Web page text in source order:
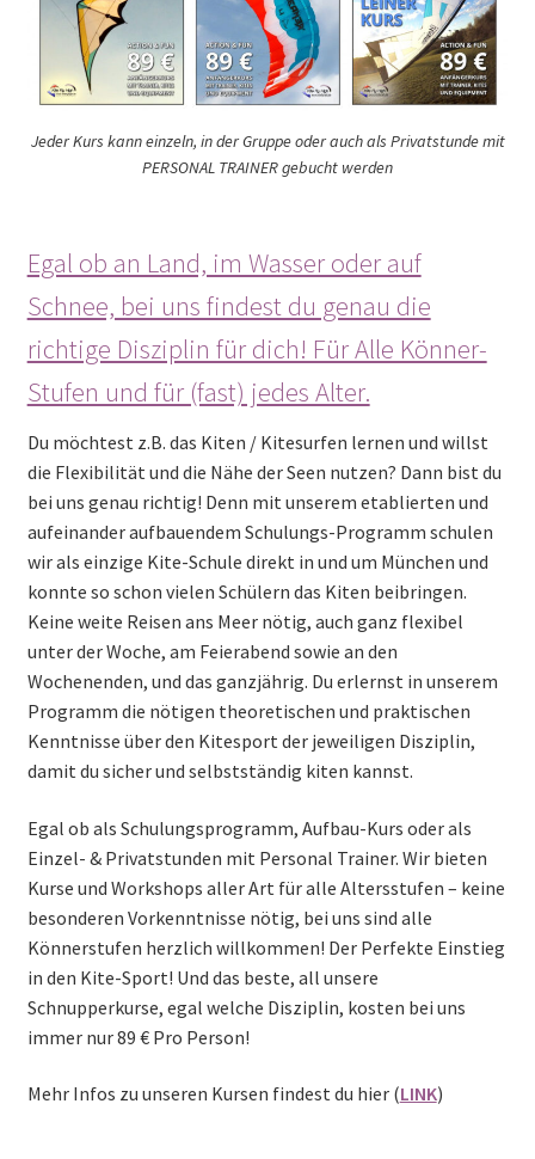
Jeder Kurs kann einzeln, in der Gruppe oder auch als Privatstunde mit
PERSONAL TRAINER gebucht werden
Egal ob an Land, im Wasser oder auf
Schnee, bei uns findest du genau die
richtige Disziplin für dich! Für Alle Könner-
Stufen und für (fast) jedes Alter.
Du möchtest z.B. das Kiten / Kitesurfen lernen und willst
die Flexibilität und die Nähe der Seen nutzen? Dann bist du
bei uns genau richtig! Denn mit unserem etablierten und
aufeinander aufbauendem Schulungs-Programm schulen
wir als einzige Kite-Schule direkt in und um München und
konnte so schon vielen Schülern das Kiten beibringen.
Keine weite Reisen ans Meer nötig, auch ganz flexibel
unter der Woche, am Feierabend sowie an den
Wochenenden, und das ganzjährig. Du erlernst in unserem
Programm die nötigen theoretischen und praktischen
Kenntnisse über den Kitesport der jeweiligen Disziplin,
damit du sicher und selbstständig kiten kannst.
Egal ob als Schulungsprogramm, Aufbau-Kurs oder als
Einzel- & Privatstunden mit Personal Trainer. Wir bieten
Kurse und Workshops aller Art für alle Altersstufen – keine
besonderen Vorkenntnisse nötig, bei uns sind alle
Könnerstufen herzlich willkommen! Der Perfekte Einstieg
in den Kite-Sport! Und das beste, all unsere
Schnupperkurse, egal welche Disziplin, kosten bei uns
immer nur 89 € Pro Person!
Mehr Infos zu unseren Kursen findest du hier (LINK)